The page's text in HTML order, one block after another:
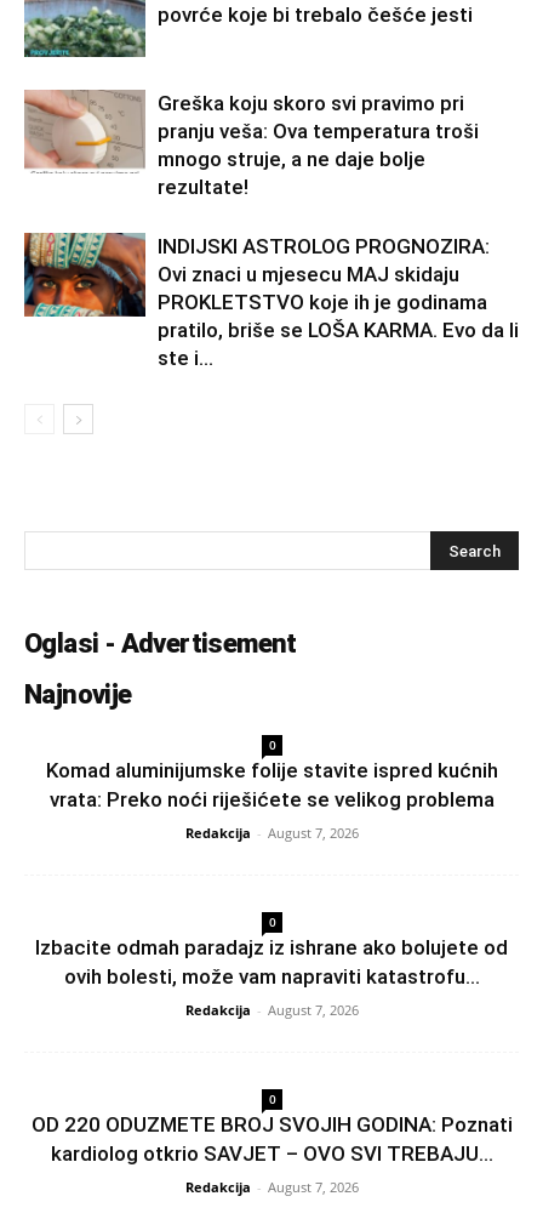
povrće koje bi trebalo češće jesti
Greška koju skoro svi pravimo pri
pranju veša: Ova temperatura troši
mnogo struje, a ne daje bolje
rezultate!
INDIJSKI ASTROLOG PROGNOZIRA:
Ovi znaci u mjesecu MAJ skidaju
PROKLETSTVO koje ih je godinama
pratilo, briše se LOŠA KARMA. Evo da li
ste i...
Oglasi - Advertisement
Najnovije
0
Komad aluminijumske folije stavite ispred kućnih
vrata: Preko noći riješićete se velikog problema
Redakcija - August 7, 2026
0
Izbacite odmah paradajz iz ishrane ako bolujete od
ovih bolesti, može vam napraviti katastrofu...
Redakcija - August 7, 2026
0
OD 220 ODUZMETE BROJ SVOJIH GODINA: Poznati
kardiolog otkrio SAVJET – OVO SVI TREBAJU...
Redakcija - August 7, 2026